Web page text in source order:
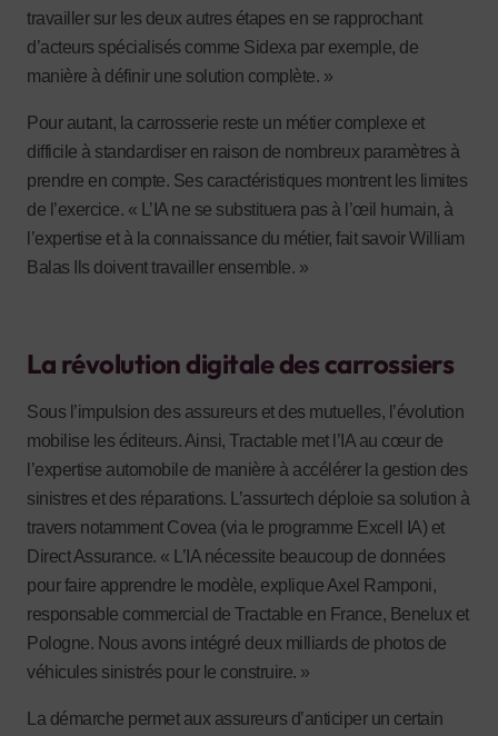
travailler sur les deux autres étapes en se rapprochant
d’acteurs spécialisés comme Sidexa par exemple, de
manière à définir une solution complète. »
Pour autant, la carrosserie reste un métier complexe et
difficile à standardiser en raison de nombreux paramètres à
prendre en compte. Ses caractéristiques montrent les limites
de l’exercice. « L’IA ne se substituera pas à l’œil humain, à
l’expertise et à la connaissance du métier, fait savoir William
Balas Ils doivent travailler ensemble. »
La révolution digitale des carrossiers
Sous l’impulsion des assureurs et des mutuelles, l’évolution
mobilise les éditeurs. Ainsi, Tractable met l’IA au cœur de
l’expertise automobile de manière à accélérer la gestion des
sinistres et des réparations. L’assurtech déploie sa solution à
travers notamment Covea (via le programme Excell IA) et
Direct Assurance. « L’IA nécessite beaucoup de données
pour faire apprendre le modèle, explique Axel Ramponi,
responsable commercial de Tractable en France, Benelux et
Pologne. Nous avons intégré deux milliards de photos de
véhicules sinistrés pour le construire. »
La démarche permet aux assureurs d’anticiper un certain